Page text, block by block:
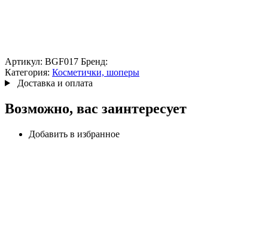
Артикул: BGF017 Бренд:
Категория: Косметички, шоперы
Доставка и оплата
Возможно, вас заинтересует
Добавить в избранное